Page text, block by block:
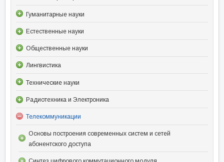
Гуманитарные науки
Естественные науки
Общественные науки
Лингвистика
Технические науки
Радиотехника и Электроника
Телекоммуникации
Основы построения современных систем и сетей
абонентского доступа